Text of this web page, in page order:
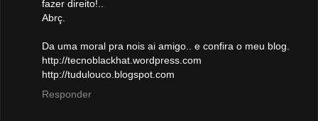
fazer direito!..
Abrç.
Da uma moral pra nois ai amigo.. e confira o meu blog.
http://tecnoblackhat.wordpress.com
http://tudulouco.blogspot.com
Responder